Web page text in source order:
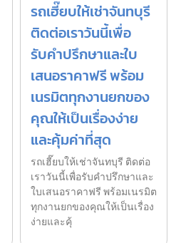
รถเฮี๊ยบให้เช่าจันทบุรี
ติดต่อเราวันนี้เพื่อ
รับคำปรึกษาและใบ
เสนอราคาฟรี พร้อม
เนรมิตทุกงานยกของ
คุณให้เป็นเรื่องง่าย
และคุ้มค่าที่สุด
รถเฮี๊ยบให้เช่าจันทบุรี ติดต่อ
เราวันนี้เพื่อรับคำปรึกษาและ
ใบเสนอราคาฟรี พร้อมเนรมิต
ทุกงานยกของคุณให้เป็นเรื่อง
ง่ายและคุ้